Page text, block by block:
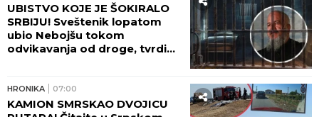
UBISTVO KOJE JE ŠOKIRALO
SRBIJU! Sveštenik lopatom
ubio Nebojšu tokom
odvikavanja od droge, tvrdio
HRONIKA 07:00
KAMION SMRSKAO DVOJICU